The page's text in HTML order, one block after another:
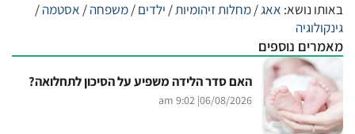
באותו נושא: אאג/מחלות זיהומיות/ ילדים/משפחה/ אסטמה/
גינקולוגיה
מאמרים נוספים
האם סדר הלידה משפיע על הסיכון לתחלואה?
06/08/2026
| 9:02 am